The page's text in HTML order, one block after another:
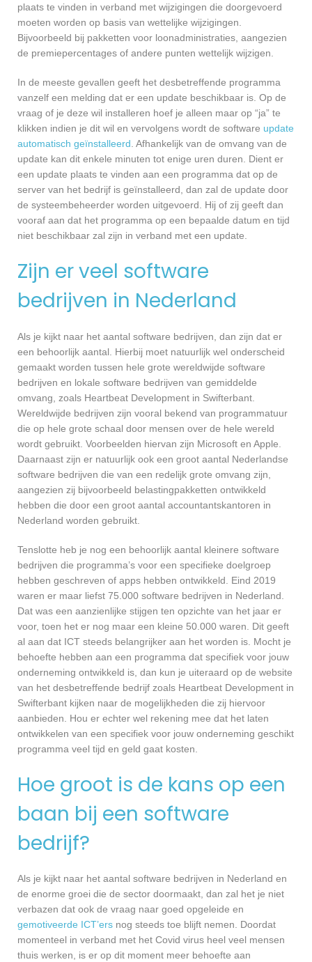
plaats te vinden in verband met wijzigingen die doorgevoerd
moeten worden op basis van wettelijke wijzigingen.
Bijvoorbeeld bij pakketten voor loonadministraties, aangezien
de premiepercentages of andere punten wettelijk wijzigen.
In de meeste gevallen geeft het desbetreffende programma
vanzelf een melding dat er een update beschikbaar is. Op de
vraag of je deze wil installeren hoef je alleen maar op “ja” te
klikken indien je dit wil en vervolgens wordt de software update
automatisch geïnstalleerd. Afhankelijk van de omvang van de
update kan dit enkele minuten tot enige uren duren. Dient er
een update plaats te vinden aan een programma dat op de
server van het bedrijf is geïnstalleerd, dan zal de update door
de systeembeheerder worden uitgevoerd. Hij of zij geeft dan
vooraf aan dat het programma op een bepaalde datum en tijd
niet beschikbaar zal zijn in verband met een update.
Zijn er veel software
bedrijven in Nederland
Als je kijkt naar het aantal software bedrijven, dan zijn dat er
een behoorlijk aantal. Hierbij moet natuurlijk wel onderscheid
gemaakt worden tussen hele grote wereldwijde software
bedrijven en lokale software bedrijven van gemiddelde
omvang, zoals Heartbeat Development in Swifterbant.
Wereldwijde bedrijven zijn vooral bekend van programmatuur
die op hele grote schaal door mensen over de hele wereld
wordt gebruikt. Voorbeelden hiervan zijn Microsoft en Apple.
Daarnaast zijn er natuurlijk ook een groot aantal Nederlandse
software bedrijven die van een redelijk grote omvang zijn,
aangezien zij bijvoorbeeld belastingpakketten ontwikkeld
hebben die door een groot aantal accountantskantoren in
Nederland worden gebruikt.
Tenslotte heb je nog een behoorlijk aantal kleinere software
bedrijven die programma’s voor een specifieke doelgroep
hebben geschreven of apps hebben ontwikkeld. Eind 2019
waren er maar liefst 75.000 software bedrijven in Nederland.
Dat was een aanzienlijke stijgen ten opzichte van het jaar er
voor, toen het er nog maar een kleine 50.000 waren. Dit geeft
al aan dat ICT steeds belangrijker aan het worden is. Mocht je
behoefte hebben aan een programma dat specifiek voor jouw
onderneming ontwikkeld is, dan kun je uiteraard op de website
van het desbetreffende bedrijf zoals Heartbeat Development in
Swifterbant kijken naar de mogelijkheden die zij hiervoor
aanbieden. Hou er echter wel rekening mee dat het laten
ontwikkelen van een specifiek voor jouw onderneming geschikt
programma veel tijd en geld gaat kosten.
Hoe groot is de kans op een
baan bij een software
bedrijf?
Als je kijkt naar het aantal software bedrijven in Nederland en
de enorme groei die de sector doormaakt, dan zal het je niet
verbazen dat ook de vraag naar goed opgeleide en
gemotiveerde ICT’ers nog steeds toe blijft nemen. Doordat
momenteel in verband met het Covid virus heel veel mensen
thuis werken, is er op dit moment meer behoefte aan